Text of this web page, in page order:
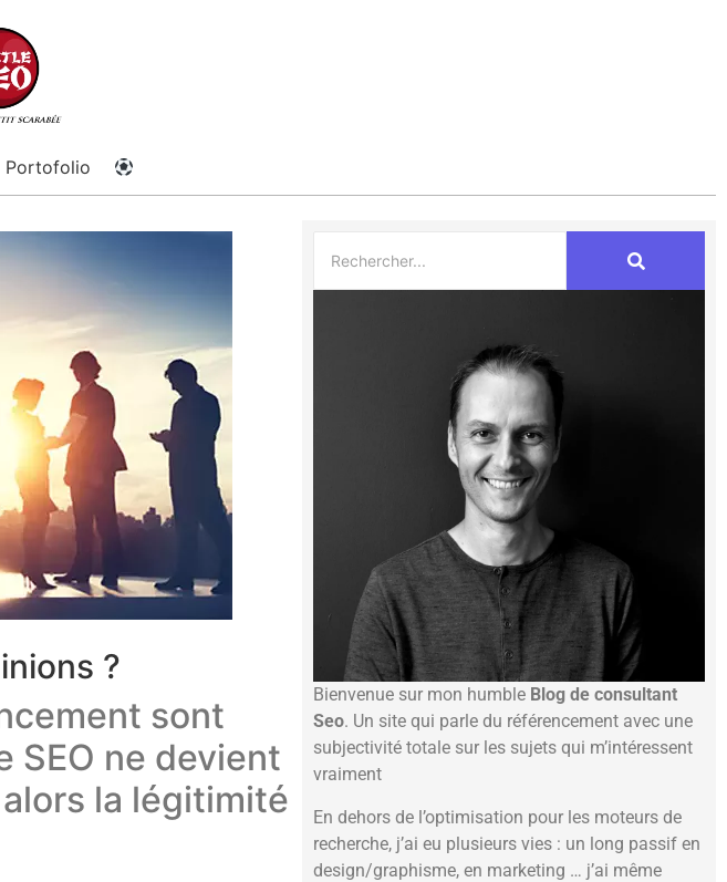
Portofolio
?
sont
SEO ne devient
alors la légitimité
Bienvenue sur mon humble Blog de consultant
Seo. Un site qui parle du référencement avec une
subjectivité totale sur les sujets qui m’intéressent
vraiment
En dehors de l’optimisation pour les moteurs de
recherche, j’ai eu plusieurs vies : un long passif en
design/graphisme, en marketing … j’ai même